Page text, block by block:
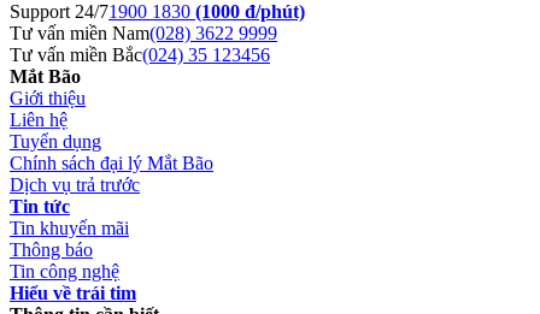
Support 24/71900 1830 (1000 đ/phút)
Tư vấn miền Nam(028) 3622 9999
Tư vấn miền Bắc(024) 35 123456
Mắt Bão
Giới thiệu
Liên hệ
Tuyển dụng
Chính sách đại lý Mắt Bão
Dịch vụ trả trước
Tin tức
Tin khuyến mãi
Thông báo
Tin công nghệ
Hiểu về trái tim